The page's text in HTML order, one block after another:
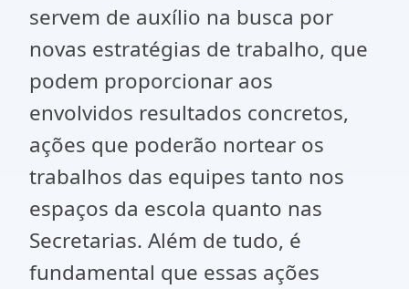
servem de auxílio na busca por
novas estratégias de trabalho, que
podem proporcionar aos
envolvidos resultados concretos,
ações que poderão nortear os
trabalhos das equipes tanto nos
espaços da escola quanto nas
Secretarias. Além de tudo, é
fundamental que essas ações